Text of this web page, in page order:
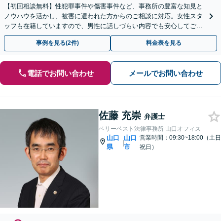
【初回相談無料】性犯罪事件や傷害事件など、事務所の豊富な知見と
ノウハウを活かし、被害に遭われた方からのご相談に対応。女性スタ
ッフも在籍していますので、男性に話しづらい内容でも安心してご相
談ください【完全個室で対応】【休日・夜間相談可】
事例を見る(2件) 料金表を見る
電話でお問い合わせ メールでお問い合わせ
佐藤 充崇 弁護士
ベリーベスト法律事務所 山口オフィス
山口
県
|
山口
市
営業時間：09:30~18:00（土日
祝日）